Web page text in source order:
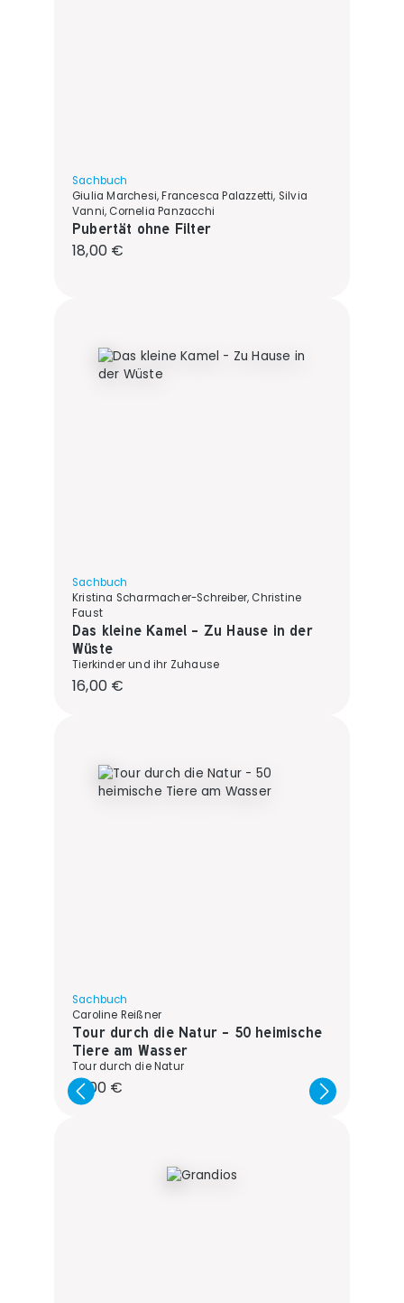
Sachbuch
Giulia Marchesi, Francesca Palazzetti, Silvia
Vanni, Cornelia Panzacchi
Pubertät ohne Filter
Regulärer Preis:
18,00 €
Sachbuch
Kristina Scharmacher-Schreiber, Christine
Faust
Das kleine Kamel - Zu Hause in der
Wüste
Tierkinder und ihr Zuhause
Regulärer Preis:
16,00 €
Sachbuch
Caroline Reißner
Tour durch die Natur - 50 heimische
Tiere am Wasser
Tour durch die Natur
Regulärer Preis:
13,00 €